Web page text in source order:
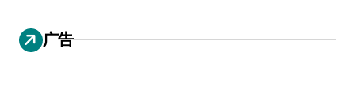
广告